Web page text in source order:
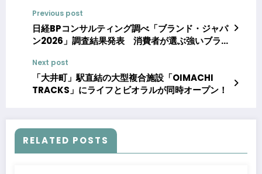
Previous post
日経BPコンサルティング調べ「ブランド・ジャパ
ン2026」調査結果発表 消費者が選ぶ強いブラン
位に 上昇ランキング上位に、チキンラーメン、
パナソニック、ロピアなど
Next post
「大井町」駅直結の大型複合施設「OIMACHI
TRACKS」にライフとビオラルが同時オープン！
RELATED POSTS